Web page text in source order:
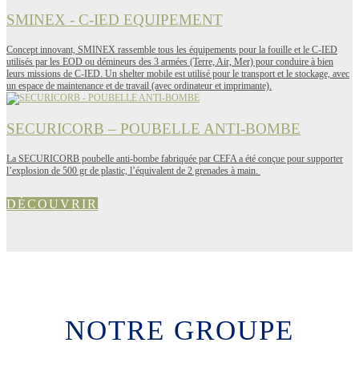
SMINEX - C-IED EQUIPEMENT
Concept innovant, SMINEX rassemble tous les équipements pour la fouille et le C-IED
utilisés par les EOD ou démineurs des 3 armées (Terre, Air, Mer) pour conduire à bien
leurs missions de C-IED. Un shelter mobile est utilisé pour le transport et le stockage, avec
un espace de maintenance et de travail (avec ordinateur et imprimante).
SECURICORB – POUBELLE ANTI-BOMBE
La SECURICORB poubelle anti-bombe fabriquée par CEFA a été conçue pour supporter
l’explosion de 500 gr de plastic, l’équivalent de 2 grenades à main.
DÉCOUVRIR
NOTRE GROUPE